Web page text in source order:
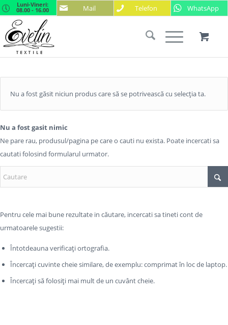
Mail Telefon WhatsApp
Luni-Vineri:
08.00 - 16.00
Nu a fost găsit niciun produs care să se potrivească cu selecția ta.
Nu a fost gasit nimic
Ne pare rau, produsul/pagina pe care o cauti nu exista. Poate incercati sa
cautati folosind formularul urmator.
Pentru cele mai bune rezultate in căutare, incercati sa tineti cont de
urmatoarele sugestii:
Întotdeauna verificați ortografia.
Încercați cuvinte cheie similare, de exemplu: comprimat în loc de laptop.
Încercați să folosiți mai mult de un cuvânt cheie.